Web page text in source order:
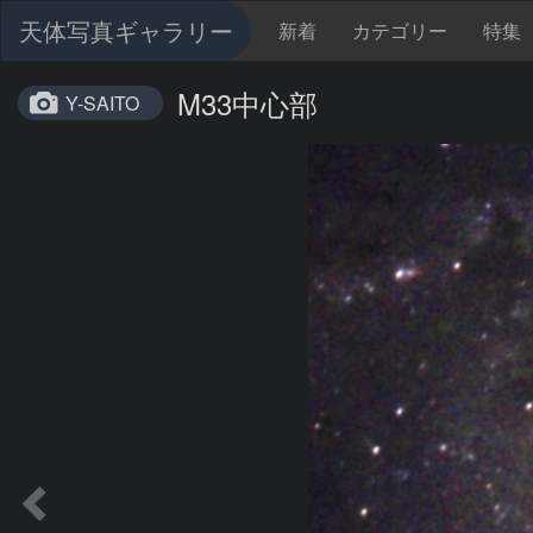
天体写真ギャラリー 新着 カテゴリー 特集
Y-SAITO M33中心部